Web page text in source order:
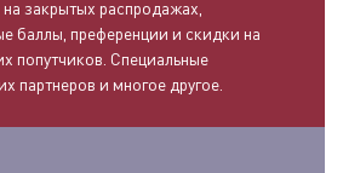
закрытых распродажах,
баллы, преференции и скидки на
попутчиков. Специальные
партнеров и многое другое.